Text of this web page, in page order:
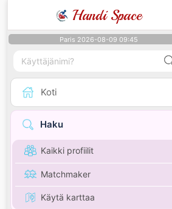
Handi Space
Paris 2026-08-09 09:45
Koti
Haku
Kaikki profiilit
Matchmaker
Käytä karttaa